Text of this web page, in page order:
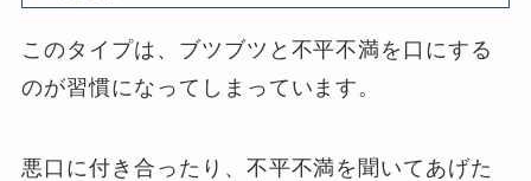
このタイプは、ブツブツと不平不満を口にする
のが習慣になってしまっています。
悪口に付き合ったり、不平不満を聞いてあげた